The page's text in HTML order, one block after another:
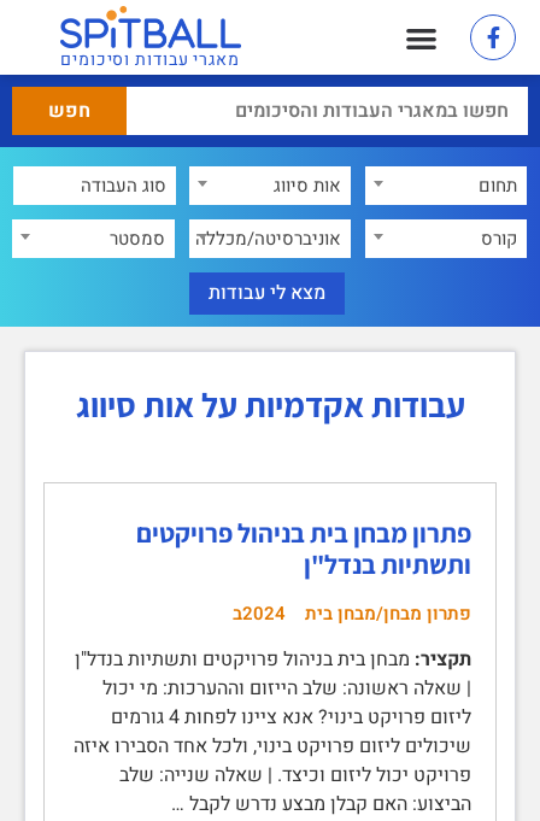
מאגרי עבודות וסיכומים
תחום
אות סיווג
קורס
אוניברסיטה/מכללה סמסטר
עבודות אקדמיות על אות סיווג
פתרון מבחן בית בניהול פרויקטים
ותשתיות בנדל"ן
פתרון מבחן/מבחן בית 2024ב
תקציר: מבחן בית בניהול פרויקטים ותשתיות בנדל"ן
| שאלה ראשונה: שלב הייזום וההערכות: מי יכול
ליזום פרויקט בינוי? אנא ציינו לפחות 4 גורמים
שיכולים ליזום פרויקט בינוי, ולכל אחד הסבירו איזה
פרויקט יכול ליזום וכיצד. | שאלה שנייה: שלב
הביצוע: האם קבלן מבצע נדרש לקבל …